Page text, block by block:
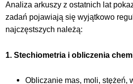
Analiza arkuszy z ostatnich lat
zadań pojawiają się wyjątkowo
najczęstszych należą:
1. Stechiometria i obliczenia
Obliczanie mas, moli, stężeń,